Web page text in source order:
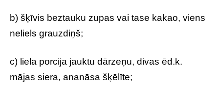
b) šķīvis beztauku zupas vai tase kakao, viens
neliels grauzdiņš;
c) liela porcija jauktu dārzeņu, divas ēd.k.
mājas siera, ananāsa šķēlīte;